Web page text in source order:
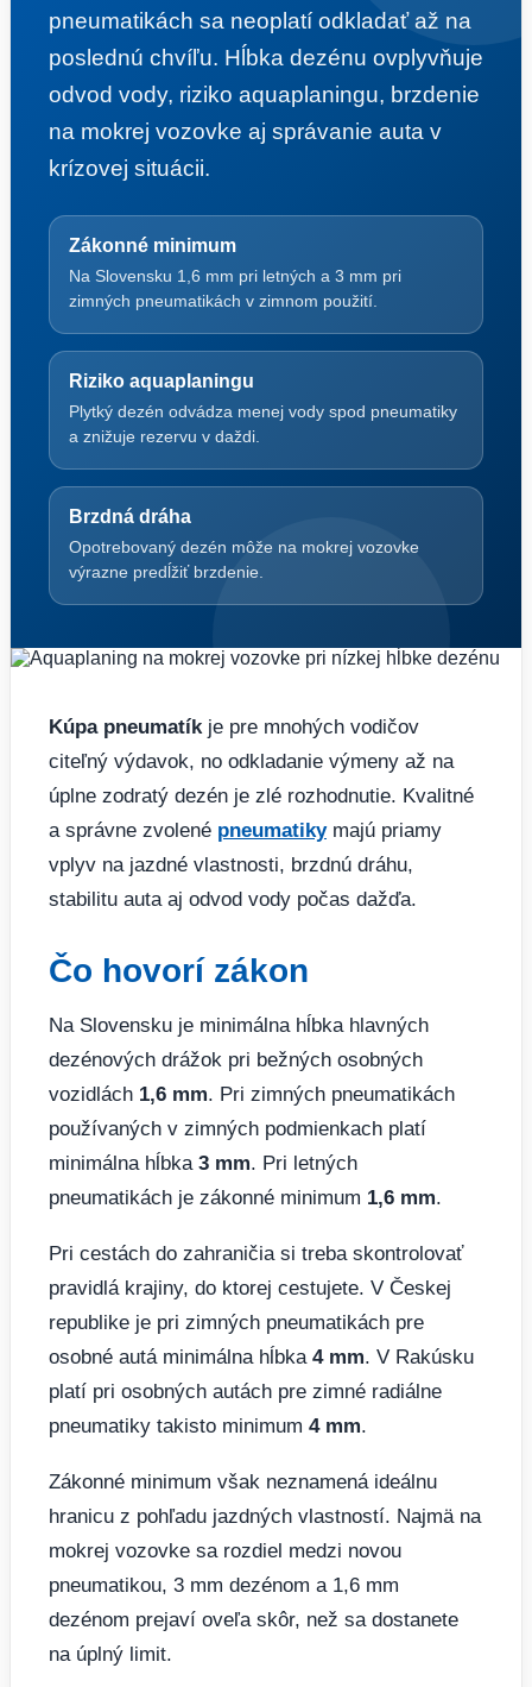
pneumatikách sa neoplatí odkladať až na
poslednú chvíľu. Hĺbka dezénu ovplyvňuje
odvod vody, riziko aquaplaningu, brzdenie
na mokrej vozovke aj správanie auta v
krízovej situácii.
Zákonné minimum
Na Slovensku 1,6 mm pri letných a 3 mm pri
zimných pneumatikách v zimnom použití.
Riziko aquaplaningu
Plytký dezén odvádza menej vody spod pneumatiky
a znižuje rezervu v daždi.
Brzdná dráha
Opotrebovaný dezén môže na mokrej vozovke
výrazne predĺžiť brzdenie.
Kúpa pneumatíkje pre mnohých vodičov
citeľný výdavok, no odkladanie výmeny až na
úplne zodratý dezén je zlé rozhodnutie. Kvalitné
a správne zvolené pneumatikymajú priamy
vplyv na jazdné vlastnosti, brzdnú dráhu,
stabilitu auta aj odvod vody počas dažďa.
Čo hovorí zákon
Na Slovensku je minimálna hĺbka hlavných
dezénových drážok pri bežných osobných
vozidlách 1,6 mm. Pri zimných pneumatikách
používaných v zimných podmienkach platí
minimálna hĺbka 3 mm. Pri letných
pneumatikách je zákonné minimum 1,6 mm.
Pri cestách do zahraničia si treba skontrolovať
pravidlá krajiny, do ktorej cestujete. V Českej
republike je pri zimných pneumatikách pre
osobné autá minimálna hĺbka 4 mm. V Rakúsku
platí pri osobných autách pre zimné radiálne
pneumatiky takisto minimum 4 mm.
Zákonné minimum však neznamená ideálnu
hranicu z pohľadu jazdných vlastností. Najmä na
mokrej vozovke sa rozdiel medzi novou
pneumatikou, 3 mm dezénom a 1,6 mm
dezénom prejaví oveľa skôr, než sa dostanete
na úplný limit.